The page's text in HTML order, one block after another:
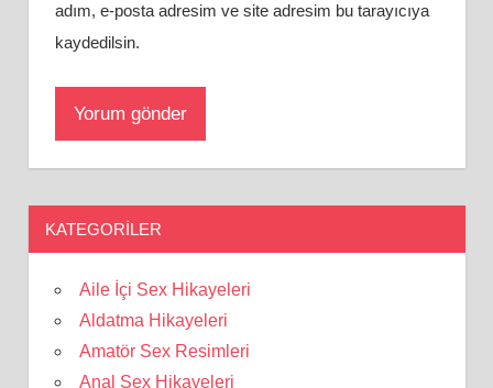
adım, e-posta adresim ve site adresim bu tarayıcıya
kaydedilsin.
KATEGORILER
Aile İçi Sex Hikayeleri
Aldatma Hikayeleri
Amatör Sex Resimleri
Anal Sex Hikayeleri